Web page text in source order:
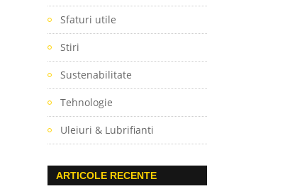
Sfaturi utile
Stiri
Sustenabilitate
Tehnologie
Uleiuri & Lubrifianti
ARTICOLE RECENTE